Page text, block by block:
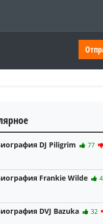
DJ Piligrim 77
Frankie Wilde
DVJ Bazuka 32